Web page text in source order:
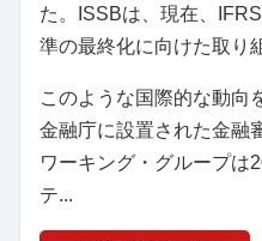
た。ISSBは、現在、
準の最終化に向けた取り
このような国際的な動向
金融庁に設置された金融
ワーキング・グループは
テ...